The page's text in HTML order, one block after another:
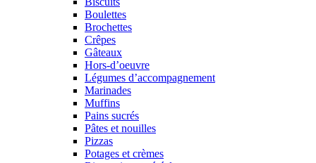
Boulettes
Brochettes
Crêpes
Gâteaux
Hors-d’oeuvre
Légumes d’accompagnement
Marinades
Muffins
Pains sucrés
Pâtes et nouilles
Pizzas
Potages et crèmes